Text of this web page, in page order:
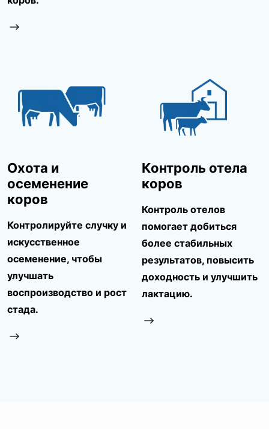
Охота и
осеменение
коров
Контролируйте случку и
искусственное
осеменение, чтобы
улучшать
воспроизводство и рост
стада.
Контроль отела
коров
Контроль отелов
помогает добиться
более стабильных
результатов, повысить
доходность и улучшить
лактацию.